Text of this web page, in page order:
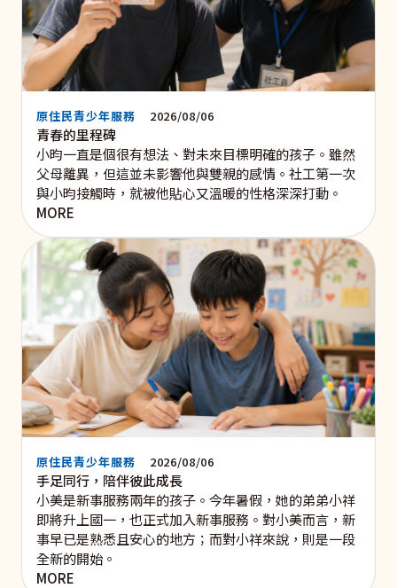
原住民青少年服務 2026/08/06
青春的里程碑
小昀一直是個很有想法、對未來目標明確的孩子。雖然
父母離異，但這並未影響他與雙親的感情。社工第一次
與小昀接觸時，就被他貼心又溫暖的性格深深打動。
MORE
原住民青少年服務 2026/08/06
手足同行，陪伴彼此成長
小美是新事服務兩年的孩子。今年暑假，她的弟弟小祥
即將升上國一，也正式加入新事服務。對小美而言，新
事早已是熟悉且安心的地方；而對小祥來說，則是一段
全新的開始。
MORE